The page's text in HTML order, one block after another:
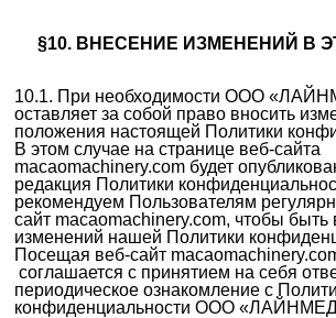
§10. ВНЕСЕНИЕ ИЗМЕНЕНИЙ В
10.1. При необходимости ООО
оставляет за собой право вносить
положения настоящей Политики
В этом случае на странице веб-сайта
macaomachinery.com будет
редакция Политики
рекомендуем Пользователям
сайт macaomachinery.com, чтобы быть
изменений нашей Политики
Посещая веб-сайт
соглашается с принятием на себя
периодическое ознакомление с
конфиденциальности ООО